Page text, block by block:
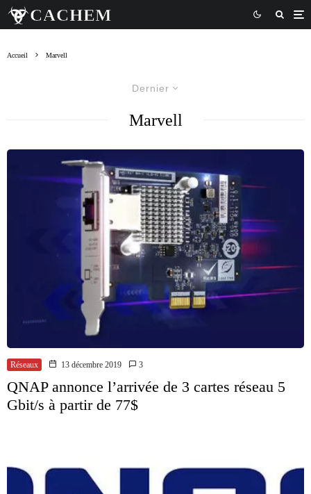
Accueil Marvell
Dernier
Marvell
Réseaux 13 décembre 2019 3
QNAP annonce l’arrivée de 3 cartes réseau 5
Gbit/s à partir de 77$